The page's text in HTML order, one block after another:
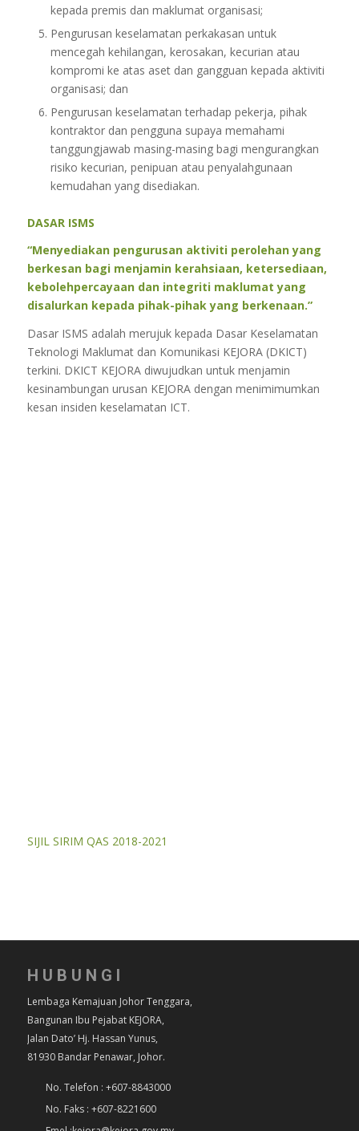
kepada premis dan maklumat organisasi;
Pengurusan keselamatan perkakasan untuk
mencegah kehilangan, kerosakan, kecurian atau
kompromi ke atas aset dan gangguan kepada aktiviti
organisasi; dan
Pengurusan keselamatan terhadap pekerja, pihak
kontraktor dan pengguna supaya memahami
tanggungjawab masing-masing bagi mengurangkan
risiko kecurian, penipuan atau penyalahgunaan
kemudahan yang disediakan.
DASAR ISMS
“Menyediakan pengurusan aktiviti perolehan yang
berkesan bagi menjamin kerahsiaan, ketersediaan,
kebolehpercayaan dan integriti maklumat yang
disalurkan kepada pihak-pihak yang berkenaan.”
Dasar ISMS adalah merujuk kepada Dasar Keselamatan
Teknologi Maklumat dan Komunikasi KEJORA (DKICT)
terkini. DKICT KEJORA diwujudkan untuk menjamin
kesinambungan urusan KEJORA dengan menimimumkan
kesan insiden keselamatan ICT.
SIJIL SIRIM QAS 2018-2021
HUBUNGI
Lembaga Kemajuan Johor Tenggara,
Bangunan Ibu Pejabat KEJORA,
Jalan Dato’ Hj. Hassan Yunus,
81930 Bandar Penawar, Johor.
No. Telefon : +607-8843000
No. Faks : +607-8221600